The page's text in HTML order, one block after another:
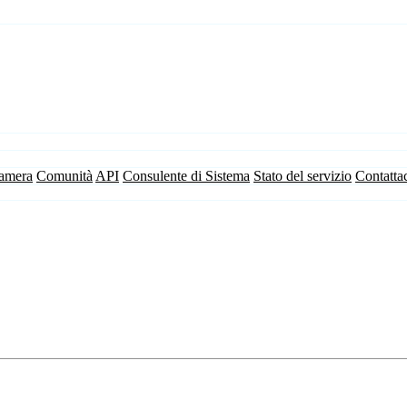
Comunità API Consulente di Sistema Stato del servizio